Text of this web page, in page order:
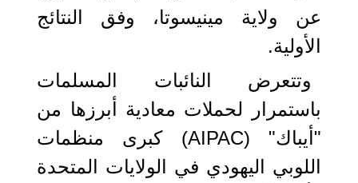
عن ولاية مينيسوتا، وفق النتائج
الأولية.
وتتعرض النائبات المسلمات
باستمرار لحملات معادية أبرزها من
"أيباك" (AIPAC) كبرى منظمات
اللوبي اليهودي في الولايات المتحدة